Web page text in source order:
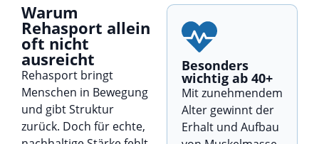
Warum
Rehasport allein
oft nicht
ausreicht
Rehasport bringt
Menschen in Bewegung
und gibt Struktur
zurück. Doch für echte,
Besonders
wichtig ab 40+
Mit zunehmendem
Alter gewinnt der
Erhalt und Aufbau